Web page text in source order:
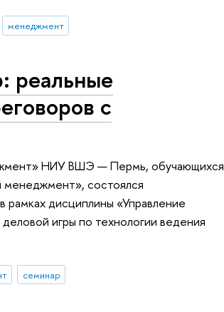
менеджмент
реальные
с
НИУ ВШЭ — Пермь, обучающихся
состоялся
рамках дисциплины «Управление
игры по технологии ведения
семинар